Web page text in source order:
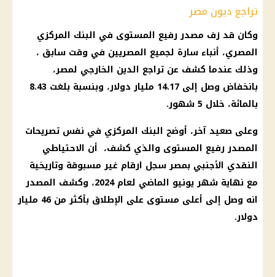
تراجع ديون مصر
وكان قد زف مصدر رفيع المستوى في البنك المركزي
المصري، أنباء سارة لجميع المصريين في وقت سابق ،
وذلك عندما كشف عن تراجع الدين الخارجي لمصر،
بانخفاض وصل إلى 14.17 مليار
دولار
، وبنسبة بلغت 8.43
بالمائة، خلال 5
شهور.
وعلى صعيد آخر، أوضح البنك المركزي في نفس تصريحات
المصدر رفيع المستوى والذي كشف، أن الاحتياطي
النقدي الأجنبي بمصر سجل ارقام غير مسبوقة وتاريخية
مع نهاية شهر يونيو الماضي لعام 2024، وكشف المصدر
انه وصل إلى أعلى مستوى على الإطلاق بأكثر من 46 مليار
دولار.